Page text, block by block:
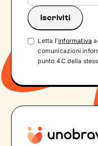
Letta l'informativa
comunicazioni
punto 4.C della